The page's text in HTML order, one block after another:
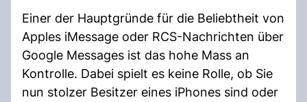
Einer der Hauptgründe für die Beliebtheit von
Apples iMessage oder RCS-Nachrichten über
Google Messages ist das hohe Mass an
Kontrolle. Dabei spielt es keine Rolle, ob Sie
nun stolzer Besitzer eines iPhones sind oder